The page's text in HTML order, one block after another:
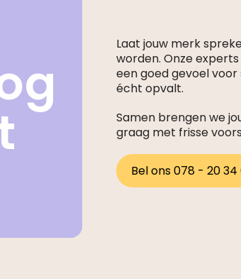
Laat jouw merk
worden. Onze
een goed gevoel
écht opvalt.
Samen brengen we
graag met frisse
Bel ons 078 - 20 34